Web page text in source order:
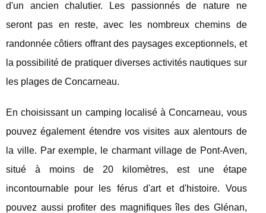
d'un ancien chalutier. Les passionnés de nature ne
seront pas en reste, avec les nombreux chemins de
randonnée côtiers offrant des paysages exceptionnels, et
la possibilité de pratiquer diverses activités nautiques sur
les plages de Concarneau.
En choisissant un camping localisé à Concarneau, vous
pouvez également étendre vos visites aux alentours de
la ville. Par exemple, le charmant village de Pont-Aven,
situé à moins de 20 kilomètres, est une étape
incontournable pour les férus d'art et d'histoire. Vous
pouvez aussi profiter des magnifiques îles des Glénan,